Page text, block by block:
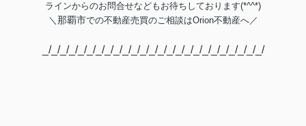
ラインからのお問合せなどもお待ちしております(*^^*)
＼ 那覇市での不動産売買のご相談はOrion不動産へ／
_/_/_/_/_/_/_/_/_/_/_/_/_/_/_/_/_/_/_/_/_/_/_/_/_/